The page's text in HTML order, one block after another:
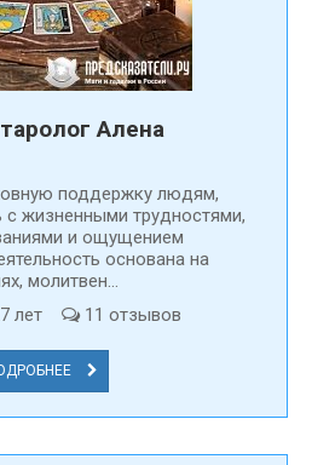
Алена
поддержку людям,
с жизненными трудностями,
и ощущением
основана на
молитвен...
лет 11 отзывов